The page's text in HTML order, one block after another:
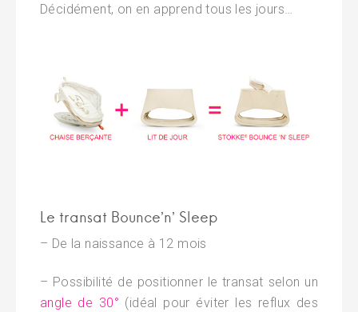
Décidément, on en apprend tous les jours…
Le transat Bounce’n’ Sleep
– De la naissance à 12 mois
– Possibilité de positionner le transat selon un
angle de 30° (idéal pour éviter les reflux des